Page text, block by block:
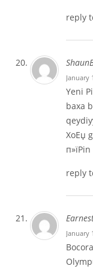
reply
January
Yeni
baxa
XoЕџ
п»ї
reply
January